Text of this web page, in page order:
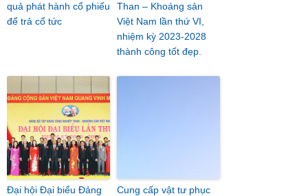
quả phát hành cổ phiếu
để trả cổ tức
Than – Khoáng sản
Việt Nam lần thứ VI,
nhiệm kỳ 2023-2028
thành công tốt đẹp.
Đại hội Đại biểu Đảng
Cung cấp vật tư phục